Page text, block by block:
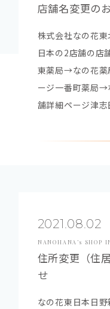
店舗名変更の
株式会社なの花
日本の2店舗の店
東薬局→なの花
ージ一番町薬
舗詳細ページ津
2021.08.02
NANOHANA’s SHOP
住所変更（住
せ
なの花東日本日